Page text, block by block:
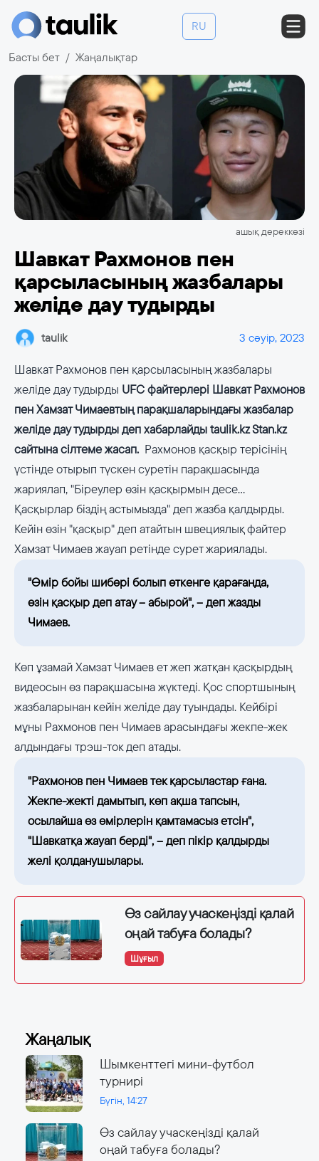
RU
Басты бет Жаңалықтар
ашық дереккөзі
Шавкат Рахмонов пен
қарсыласының жазбалары
желіде дау тудырды
taulik 3 сәуір, 2023
Шавкат Рахмонов пен қарсыласының жазбалары
желіде дау тудырды UFC файтерлері Шавкат Рахмонов
пен Хамзат Чимаевтың парақшаларындағы жазбалар
желіде дау тудырды деп хабарлайды taulik.kz Stan.kz
сайтына сілтеме жасап. Рахмонов қасқыр терісінің
үстінде отырып түскен суретін парақшасында
жариялап, "Біреулер өзін қасқырмын десе...
Қасқырлар біздің астымызда" деп жазба қалдырды.
Кейін өзін "қасқыр" деп атайтын швециялық файтер
Хамзат Чимаев жауап ретінде сурет жариялады.
"Өмір бойы шибөрі болып өткенге қарағанда,
өзін қасқыр деп атау – абырой", – деп жазды
Чимаев.
Көп ұзамай Хамзат Чимаев ет жеп жатқан қасқырдың
видеосын өз парақшасына жүктеді. Қос спортшының
жазбаларынан кейін желіде дау туындады. Кейбірі
мұны Рахмонов пен Чимаев арасындағы жекпе-жек
алдындағы трэш-ток деп атады.
"Рахмонов пен Чимаев тек қарсыластар ғана.
Жекпе-жекті дамытып, көп ақша тапсын,
осылайша өз өмірлерін қамтамасыз етсін",
"Шавкатқа жауап берді", – деп пікір қалдырды
желі қолданушылары.
Өз сайлау учаскеңізді қалай
оңай табуға болады?
Шұғыл
Жаңалық
Шымкенттегі мини-футбол
турнирі
Бүгін, 14:27
Өз сайлау учаскеңізді қалай
оңай табуға болады?